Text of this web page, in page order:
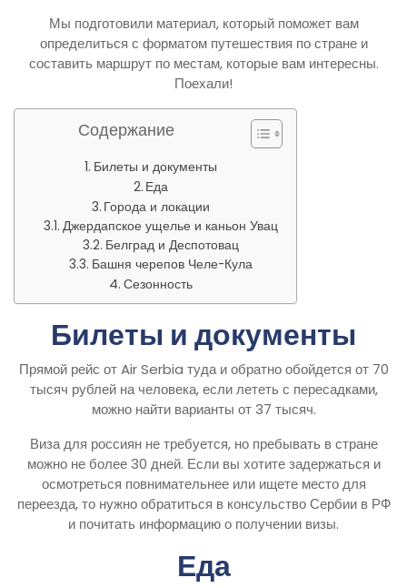
Мы подготовили материал, который поможет вам
определиться с форматом путешествия по стране и
составить маршрут по местам, которые вам интересны.
Поехали!
Содержание
Билеты и документы
Еда
Города и локации
Джердапское ущелье и каньон Увац
Белград и Деспотовац
Башня черепов Челе-Кула
Сезонность
Билеты и документы
Прямой рейс от Air Serbia туда и обратно обойдется от 70
тысяч рублей на человека, если лететь с пересадками,
можно найти варианты от 37 тысяч.
Виза для россиян не требуется, но пребывать в стране
можно не более 30 дней. Если вы хотите задержаться и
осмотреться повнимательнее или ищете место для
переезда, то нужно обратиться в консульство Сербии в РФ
и почитать информацию о получении визы.
Еда